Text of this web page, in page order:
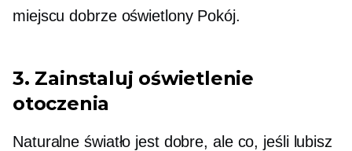
miejscudobrze oświetlonyPokój.
3. Zainstaluj oświetlenie
otoczenia
Naturalne światło jest dobre, ale co, jeśli lubisz